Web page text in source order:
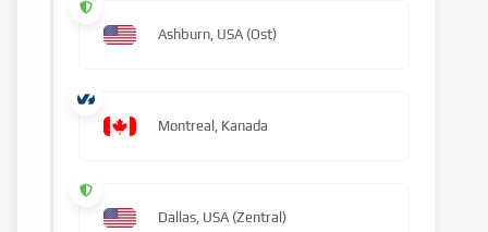
Ashburn, USA (Ost)
Montreal, Kanada
Dallas, USA (Zentral)